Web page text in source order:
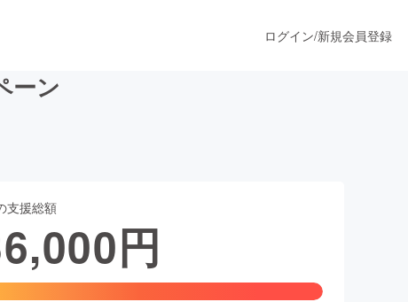
ファッション
ログイン/新規会員登録
ーン
支援総額
円